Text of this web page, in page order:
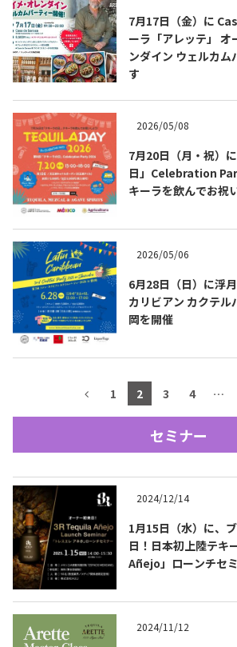
テキーラの飲み方
メキシコ料理
メキシコ旅行
メキシコの記念日
トピックス一覧
お問合せ テキーラ・
バー＆
Bar &
Tequila Journal SNS 在日メ
7月17日（金）に
ーラ「アレッテ」 オ
ンダイン ウェルカム
す
2026/05/08
7月20日（月・祝）
日」Celebration
キーラを飲んでお祝
2026/05/06
6月28日（日）に浮
カリビアン カクテ
岡を開催
1 2 3 4 …
セミナー
2024/12/14
1月15日（水）に、
日！日本初上陸テキ
Añejo」ローンチセ
2024/11/12